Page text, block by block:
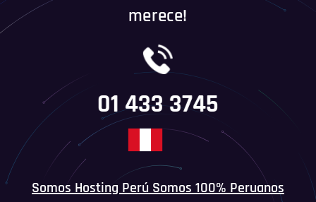
merece!
01 433 3745
Somos Hosting Perú Somos 100% Peruanos